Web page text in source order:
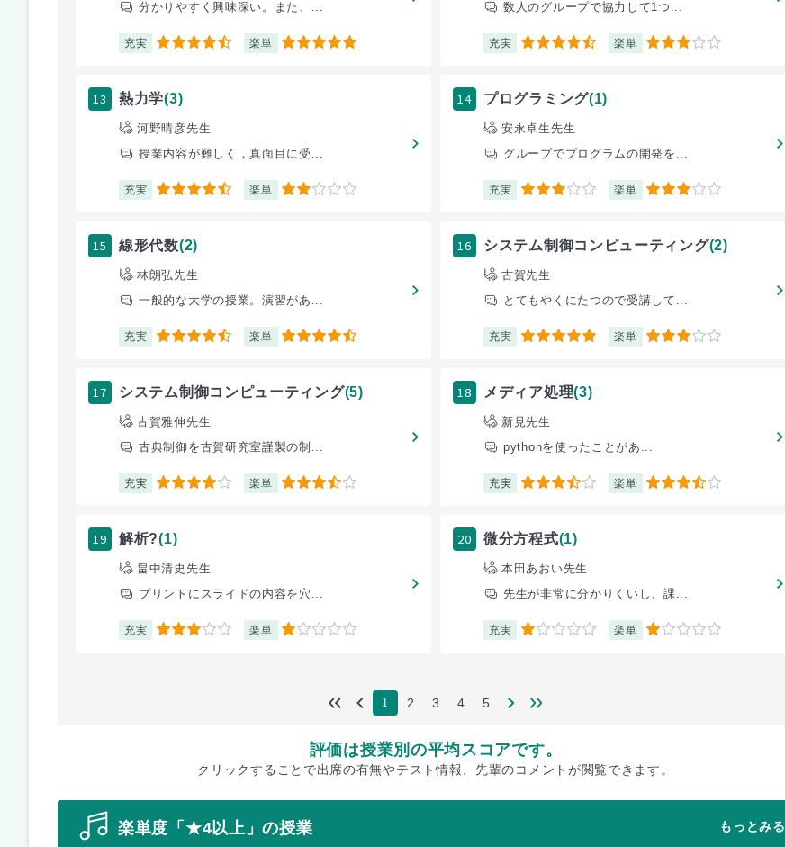
分かりやすく興味深い。また、...
充実 4.5 楽単 5
数人のグループで協力して1つ...
充実 4.5 楽単 3
13 熱力学(3)
河野晴彦先生
授業内容が難しく，真面目に受...
充実 4.5 楽単 2
14 プログラミング(1)
安永卓生先生
グループでプログラムの開発を...
充実 3 楽単 3
15 線形代数(2)
林朗弘先生
一般的な大学の授業。演習があ...
充実 4.5 楽単 4.5
16 システム制御コンピューティング(2)
古賀先生
とてもやくにたつので受講して...
充実 5 楽単 3
17 システム制御コンピューティング(5)
古賀雅伸先生
古典制御を古賀研究室謹製の制...
充実 4 楽単 3.5
18 メディア処理(3)
新見先生
pythonを使ったことがあ...
充実 3.5 楽単 3.5
19 解析?(1)
畠中清史先生
プリントにスライドの内容を穴...
充実 3 楽単 1
20 微分方程式(1)
本田あおい先生
先生が非常に分かりくいし、課...
充実 1 楽単 1
1 2 3 4 5
評価は授業別の平均スコアです。
クリックすることで出席の有無やテスト情報、先輩のコメントが閲覧できます。
楽単度「★4以上」の授業 もっとみる